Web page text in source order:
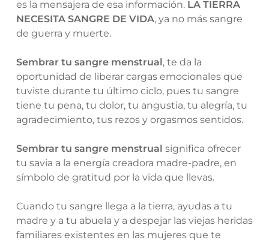
es la mensajera de esa información. LA TIERRA
NECESITA SANGRE DE VIDA, ya no más sangre
de guerra y muerte.
Sembrar tu sangre menstrual, te da la
oportunidad de liberar cargas emocionales que
tuviste durante tu último ciclo, pues tu sangre
tiene tu pena, tu dolor, tu angustia, tu alegría, tu
agradecimiento, tus rezos y orgasmos sentidos.
Sembrar tu sangre menstrual significa ofrecer
tu savia a la energía creadora madre-padre, en
símbolo de gratitud por la vida que llevas.
Cuando tu sangre llega a la tierra, ayudas a tu
madre y a tu abuela y a despejar las viejas heridas
familiares existentes en las mujeres que te